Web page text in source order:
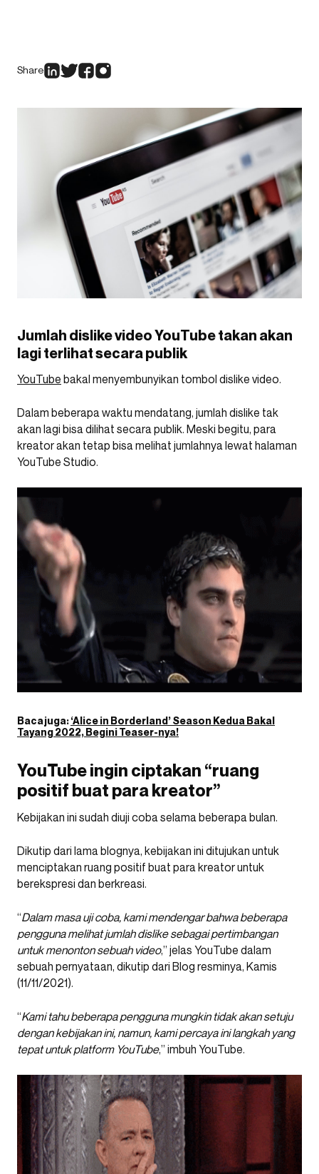
Share
Jumlah dislike video YouTube takan akan
lagi terlihat secara publik
YouTube bakal menyembunyikan tombol dislike video.
Dalam beberapa waktu mendatang, jumlah dislike tak
akan lagi bisa dilihat secara publik. Meski begitu, para
kreator akan tetap bisa melihat jumlahnya lewat halaman
YouTube Studio.
Baca juga:‘Alice in Borderland’ Season Kedua Bakal
Tayang 2022, Begini Teaser-nya!
YouTube ingin ciptakan “ruang
positif buat para kreator”
Kebijakan ini sudah diuji coba selama beberapa bulan.
Dikutip dari lama blognya, kebijakan ini ditujukan untuk
menciptakan ruang positif buat para kreator untuk
berekspresi dan berkreasi.
“Dalam masa uji coba, kami mendengar bahwa beberapa
pengguna melihat jumlah dislike sebagai pertimbangan
untuk menonton sebuah video,” jelas YouTube dalam
sebuah pernyataan, dikutip dari Blog resminya, Kamis
(11/11/2021).
“Kami tahu beberapa pengguna mungkin tidak akan setuju
dengan kebijakan ini, namun, kami percaya ini langkah yang
tepat untuk platform YouTube,” imbuh YouTube.